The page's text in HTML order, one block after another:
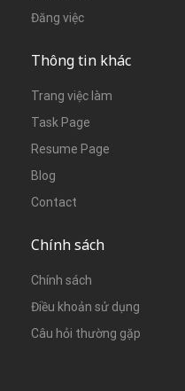
Đăng việc
Thông tin khác
Trang việc làm
Task Page
Resume Page
Blog
Contact
Chính sách
Chính sách
Điều khoản sử dụng
Câu hỏi thường gặp